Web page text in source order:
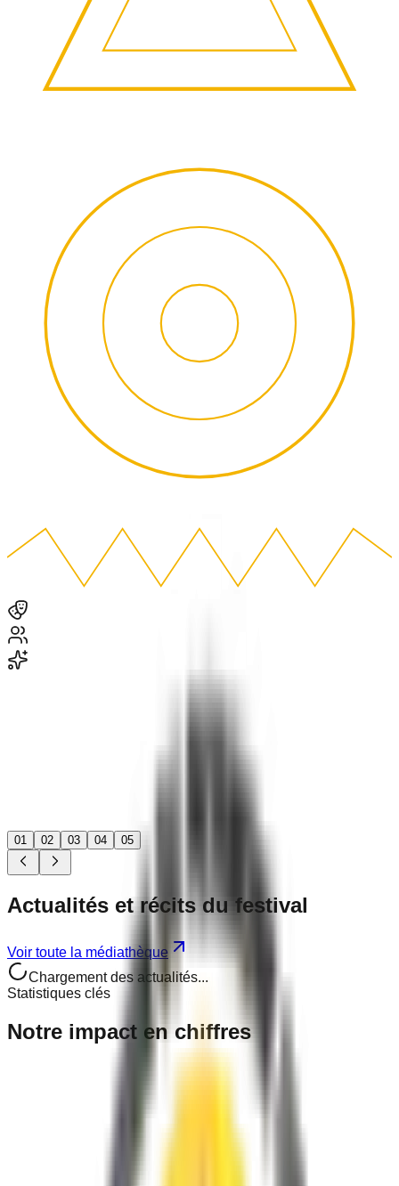
01 02 03 04 05
Actualités et récits du festival
Voir toute la médiathèque
Chargement des actualités...
Statistiques clés
Notre impact en chiffres